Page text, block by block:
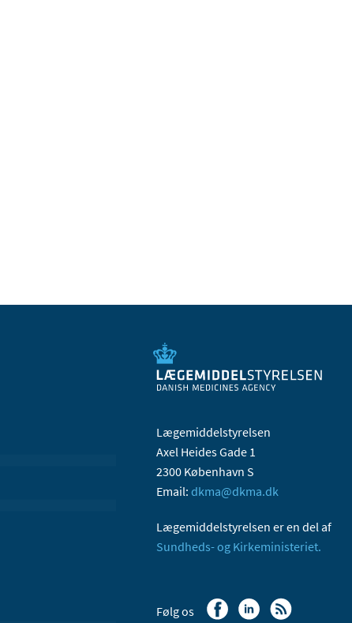
Lægemiddelstyrelsen
Axel Heides Gade 1
2300 København S
Email: dkma@dkma.dk
Lægemiddelstyrelsen er en del af
Sundheds- og Kirkeministeriet.
Følg os